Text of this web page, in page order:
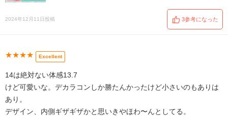
2024年12月11日投稿 3参考になった
★★★★ Excellent
14は絶対ない体感13.7
けど可愛いな。デカラコンしか勝たんかったけど小さいのもありは
あり。
デザイン、内側ギザギザかと思いきやほわ〜んとしてる。